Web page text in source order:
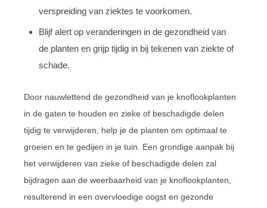
verspreiding van ziektes te voorkomen.
Blijf alert op veranderingen in de gezondheid van
de planten en grijp tijdig in bij tekenen van ziekte of
schade.
Door nauwlettend de gezondheid van je knoflookplanten
in de gaten te houden en zieke of beschadigde delen
tijdig te verwijderen, help je de planten om optimaal te
groeien en te gedijen in je tuin. Een grondige aanpak bij
het verwijderen van zieke of beschadigde delen zal
bijdragen aan de weerbaarheid van je knoflookplanten,
resulterend in een overvloedige oogst en gezonde